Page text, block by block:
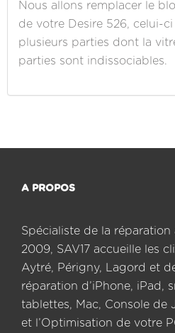
Nous allons remplacer le
de votre Desire 526, celui-
plusieurs parties dont la
parties sont indissociables.
A PROPOS
Spécialiste de la
2009, SAV17 accueille les
Aytré, Périgny, Lagord et
réparation d’iPhone, iPad,
tablettes, Mac, Console de
et l’Optimisation de votre